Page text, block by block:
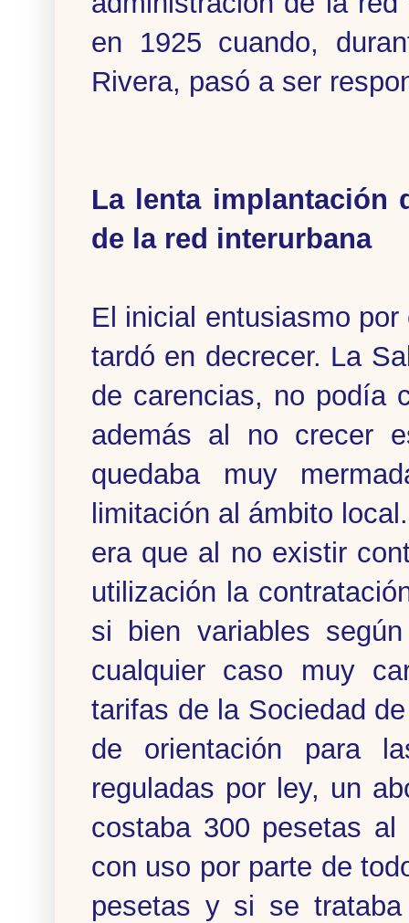
en 1925 cuando,
Rivera, pasó a ser
La lenta
de la red interurbana
El inicial entusiasmo
tardó en decrecer. La
de carencias, no podía
además al no crecer
quedaba muy
limitación al ámbito
era que al no existir
utilización la
si bien variables
cualquier caso muy
tarifas de la Sociedad
de orientación para
reguladas por ley, un
costaba 300 pesetas
con uso por parte de
pesetas y si se